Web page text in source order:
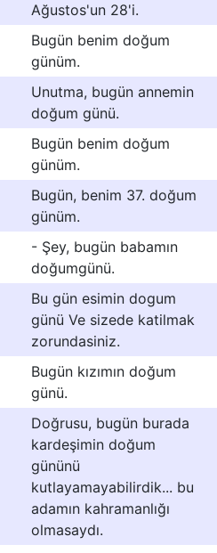
Ağustos'un 28'i.
Bugün benim doğum
günüm.
Unutma, bugün annemin
doğum günü.
Bugün benim doğum
günüm.
Bugün, benim 37. doğum
günüm.
- Şey, bugün babamın
doğumgünü.
Bu gün esimin dogum
günü Ve sizede katilmak
zorundasiniz.
Bugün kızımın doğum
günü.
Doğrusu, bugün burada
kardeşimin doğum
gününü
kutlayamayabilirdik... bu
adamın kahramanlığı
olmasaydı.